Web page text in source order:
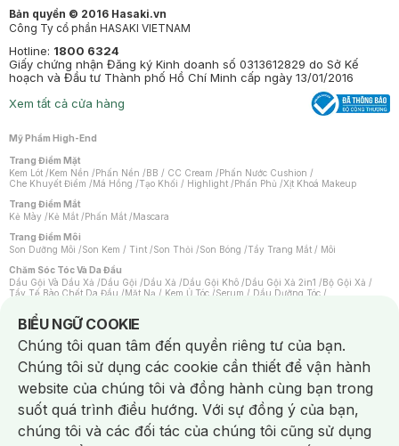
Bản quyền © 2016 Hasaki.vn
Công Ty cổ phần HASAKI VIETNAM
Hotline: 1800 6324
Giấy chứng nhận Đăng ký Kinh doanh số 0313612829 do Sở Kế
hoạch và Đầu tư Thành phố Hồ Chí Minh cấp ngày 13/01/2016
Xem tất cả cửa hàng
Mỹ Phẩm High-End
Trang Điểm Mặt
Kem Lót /Kem Nền /Phấn Nền /BB / CC Cream /Phấn Nước Cushion /
Che Khuyết Điểm /Má Hồng /Tạo Khối / Highlight /Phấn Phủ /Xịt Khoá Makeup
Trang Điểm Mắt
Kẻ Mày /Kẻ Mắt /Phấn Mắt /Mascara
Trang Điểm Môi
Son Dưỡng Môi /Son Kem / Tint /Son Thỏi /Son Bóng /Tẩy Trang Mắt / Môi
Chăm Sóc Tóc Và Da Đầu
Dầu Gội Và Dầu Xả /Dầu Gội /Dầu Xả /Dầu Gội Khô /Dầu Gội Xả 2in1 /Bộ Gội Xả /
Tẩy Tế Bào Chết Da Đầu /Mặt Nạ / Kem Ủ Tóc /Serum / Dầu Dưỡng Tóc /
Máy Sấy Tóc
Lược
Kem Tẩy Lông/Dụng Cụ Tẩy Lông
Nước Hoa
Nước Hoa Nam Nước Hoa Cao Cấp Xịt Thơm Toàn Thân
Nước Hoa Vùng Kín
Chăm Sóc Cá Nhân
Chống Muỗi
Khẩu Trang Máy Massage Mặt Nạ Xông Hơi/Nước Rửa Tay
Sản Phẩm Chăm Sóc Khác/ Bàn Chải Đánh Răng /Bàn Chải Điện/
BIỂU NGỮ COOKIE
Notice about cookies usage
Chúng tôi quan tâm đến quyền riêng tư của bạn.
Chúng tôi sử dụng các cookie cần thiết để vận hành
website của chúng tôi và đồng hành cùng bạn trong
suốt quá trình điều hướng. Với sự đồng ý của bạn,
chúng tôi và các đối tác của chúng tôi cũng sử dụng